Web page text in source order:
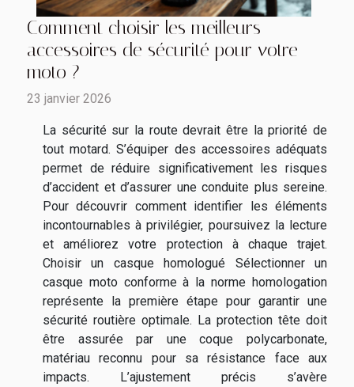
Comment choisir les meilleurs
accessoires de sécurité pour votre
moto ?
23 janvier 2026
La sécurité sur la route devrait être la priorité de
tout motard. S’équiper des accessoires adéquats
permet de réduire significativement les risques
d’accident et d’assurer une conduite plus sereine.
Pour découvrir comment identifier les éléments
incontournables à privilégier, poursuivez la lecture
et améliorez votre protection à chaque trajet.
Choisir un casque homologué Sélectionner un
casque moto conforme à la norme homologation
représente la première étape pour garantir une
sécurité routière optimale. La protection tête doit
être assurée par une coque polycarbonate,
matériau reconnu pour sa résistance face aux
impacts. L’ajustement précis s’avère